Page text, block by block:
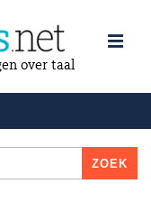
over taal